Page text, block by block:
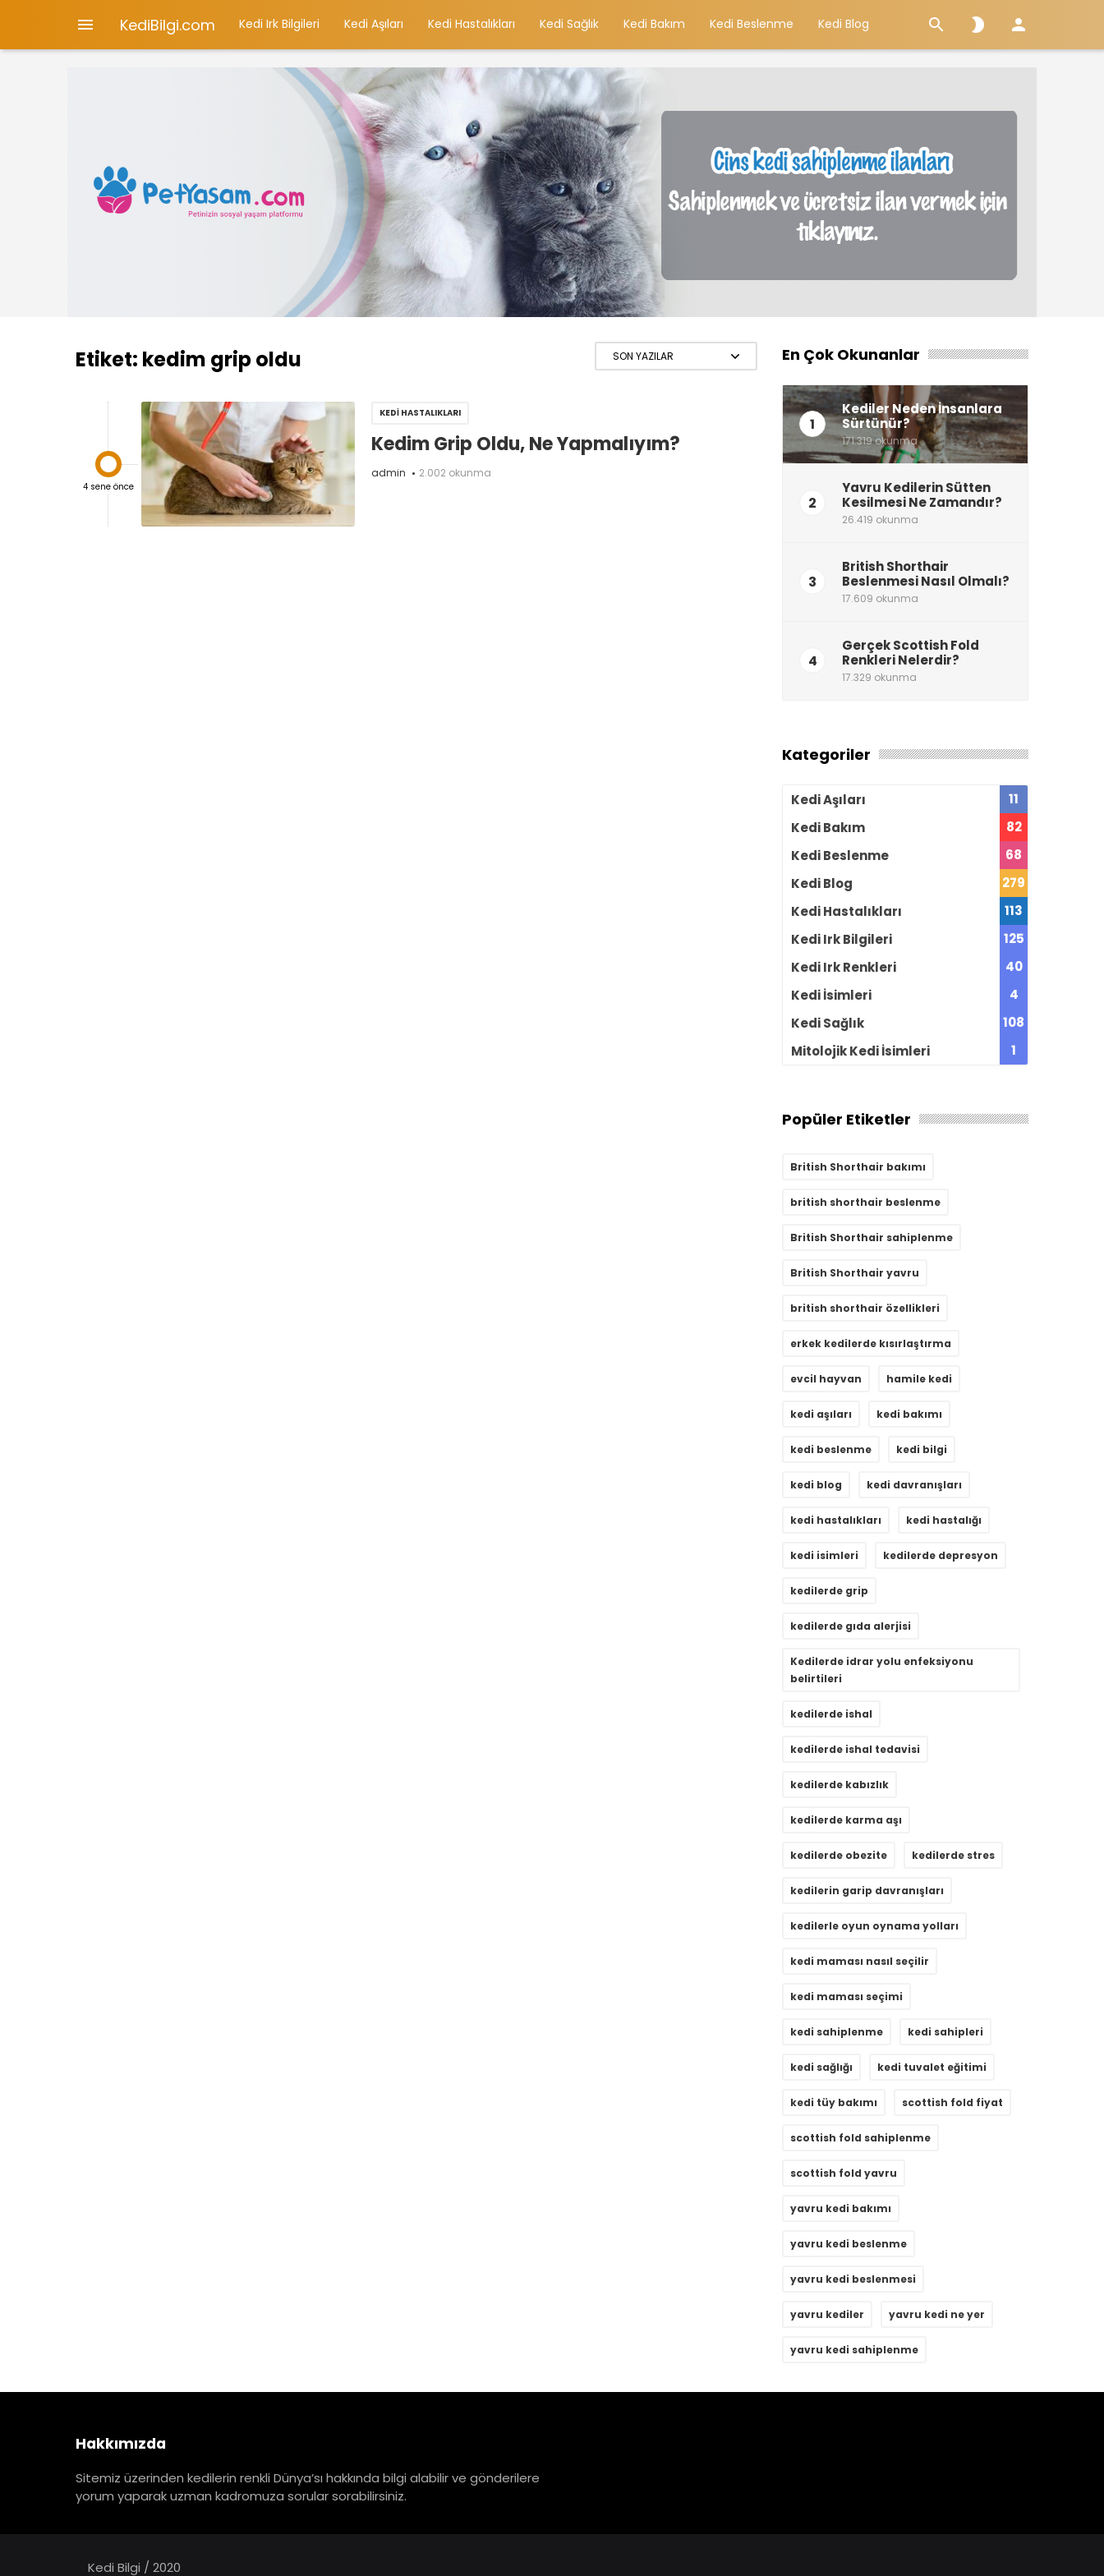
 KediBilgi.com Kedi Irk Bilgileri Kedi Aşıları Kedi Hastalıkları Kedi Sağlık Kedi Bakım Kedi Beslenme Kedi Blog   
Etiket: kedim grip oldu

4 sene önce
KEDI HASTALIKLARI
Kedim Grip Oldu, Ne Yapmalıyım?
admin 2.002 okunma
En Çok Okunanlar
1
Kediler Neden İnsanlara
Sürtünür?
171.319 okunma
2
Yavru Kedilerin Sütten
Kesilmesi Ne Zamandır?
26.419 okunma
3
British Shorthair
Beslenmesi Nasıl Olmalı?
17.609 okunma
4
Gerçek Scottish Fold
Renkleri Nelerdir?
17.329 okunma
Kategoriler
Kedi Aşıları
11
Kedi Bakım
82
Kedi Beslenme
68
Kedi Blog
279
Kedi Hastalıkları
113
Kedi Irk Bilgileri
125
Kedi Irk Renkleri
40
Kedi İsimleri
4
Kedi Sağlık
108
Mitolojik Kedi İsimleri
1
Popüler Etiketler
British Shorthair bakımı
british shorthair beslenme
British Shorthair sahiplenme
British Shorthair yavru
british shorthair özellikleri
erkek kedilerde kısırlaştırma
evcil hayvan hamile kedi
kedi aşıları kedi bakımı
kedi beslenme kedi bilgi
kedi blog kedi davranışları
kedi hastalıkları kedi hastalığı
kedi isimleri kedilerde depresyon
kedilerde grip
kedilerde gıda alerjisi
Kedilerde idrar yolu enfeksiyonu
belirtileri
kedilerde ishal
kedilerde ishal tedavisi
kedilerde kabızlık
kedilerde karma aşı
kedilerde obezite kedilerde stres
kedilerin garip davranışları
kedilerle oyun oynama yolları
kedi maması nasıl seçilir
kedi maması seçimi
kedi sahiplenme kedi sahipleri
kedi sağlığı kedi tuvalet eğitimi
kedi tüy bakımı scottish fold fiyat
scottish fold sahiplenme
scottish fold yavru
yavru kedi bakımı
yavru kedi beslenme
yavru kedi beslenmesi
yavru kediler yavru kedi ne yer
yavru kedi sahiplenme
Hakkımızda
Sitemiz üzerinden kedilerin renkli Dünya’sı hakkında bilgi alabilir ve gönderilere
yorum yaparak uzman kadromuza sorular sorabilirsiniz.
Kedi Bilgi / 2020